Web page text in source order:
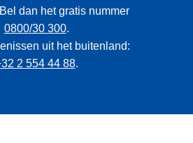
dan het gratis nummer
0800/30 300.
uit het buitenland:
2 554 44 88.